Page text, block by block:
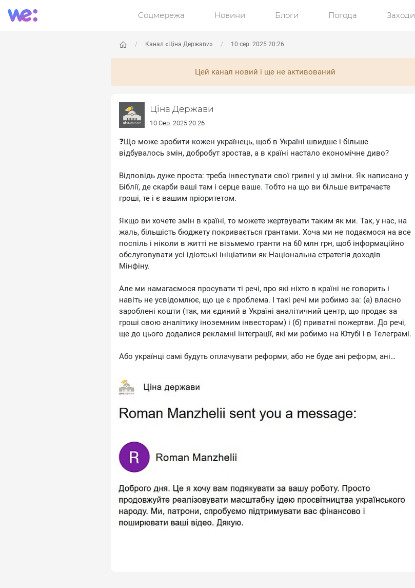
Соцмережа Новини Блоги Погода Заходи
Канал «Ціна Держави» 10 сер. 2025 20:26
Цей канал новий і ще не активований
Ціна Держави
10 Сер. 2025 20:26
❓Що може зробити кожен українець, щоб в Україні швидше і більше
відбувалось змін, добробут зростав, а в країні настало економічне диво?
Відповідь дуже проста: треба інвестувати свої гривні у ці зміни. Як написано у
Біблії, де скарби ваші там і серце ваше. Тобто на що ви більше витрачаєте
гроші, те і є вашим пріоритетом.
Якщо ви хочете змін в країні, то можете жертвувати таким як ми. Так, у нас, на
жаль, більшість бюджету покривається грантами. Хоча ми не подаємося на все
поспіль і ніколи в житті не візьмемо гранти на 60 млн грн, щоб інформаційно
обслуговувати усі ідіотські ініціативи як Національна стратегія доходів
Мінфіну.
Але ми намагаємося просувати ті речі, про які ніхто в країні не говорить і
навіть не усвідомлює, що це є проблема. І такі речі ми робимо за: (а) власно
зароблені кошти (так, ми єдиний в Україні аналітичний центр, що продає за
гроші свою аналітику іноземним інвесторам) і (б) приватні пожертви. До речі,
ще до цього додалися рекламні інтеграції, які ми робимо на Ютубі і в Телеграмі.
Або українці самі будуть оплачувати реформи, або не буде ані реформ, ані
💰А це скрін повідомлення нашого нового патрона, який докладається до
🤝Реклама та співпраця: malukha@case-ukraine.com.ua
💰Спонсорство на YouTube:
https://www.youtube.com/channel/UC0AAh4OM7Ihs8hwk4vcJjtg/join
💰Ставайте патронами https://www.patreon.com/costua
Україна https://secure.wayforpay.com/donate/d5e2a1b2ed342
💰 PayPal: jesfor.malukha@gmail.com (вказати \"на відео\")
📩 Підписуйся на \"Ціну держави\"